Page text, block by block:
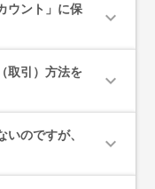
ウント」に保
expand_more
取引）方法を
expand_more
のですが、
expand_more